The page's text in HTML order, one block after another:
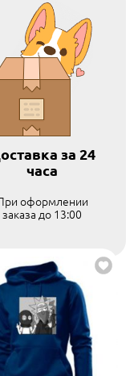
за 24
часа
оформлении
заказа до 13:00